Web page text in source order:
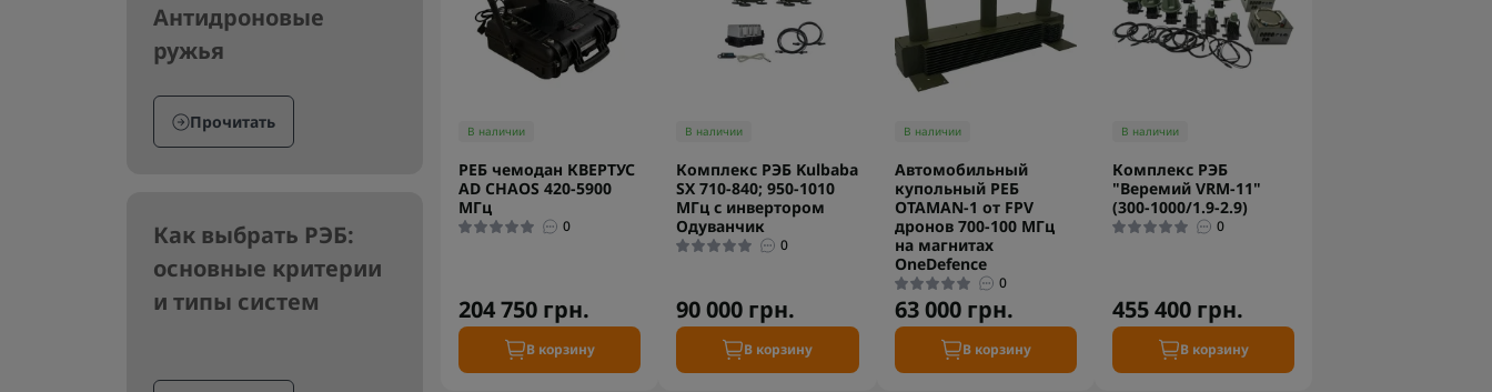
Антидроновые
ружья
Прочитать
Как выбрать РЭБ:
основные критерии
и типы систем
В наличии
РЕБ чемодан КВЕРТУС
AD CHAOS 420-5900
МГц
0
204 750 грн.
В корзину
В наличии
Комплекс РЭБ Kulbaba
SX 710-840; 950-1010
МГц с инвертором
Одуванчик
0
90 000 грн.
В корзину
В наличии
Автомобильный
купольный РЕБ
OTAMAN-1 от FPV
дронов 700-100 МГц
на магнитах
OneDefence
0
63 000 грн.
В корзину
В наличии
Комплекс РЭБ
"Веремий VRM-11"
(300-1000/1.9-2.9)
0
455 400 грн.
В корзину